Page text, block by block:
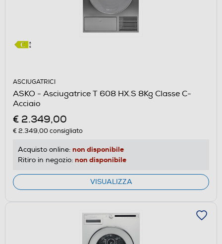
ASCIUGATRICI
ASKO - Asciugatrice T 608 HX.S 8Kg Classe C-
Acciaio
€ 2.349,00
€ 2.349,00consigliato
Acquisto online: non disponibile
Ritiro in negozio: non disponibile
VISUALIZZA